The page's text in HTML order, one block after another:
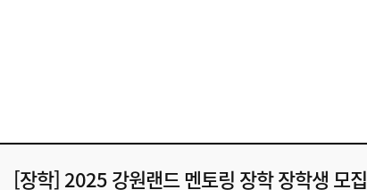
[장학] 2025 강원랜드 멘토링 장학 장학생 모집